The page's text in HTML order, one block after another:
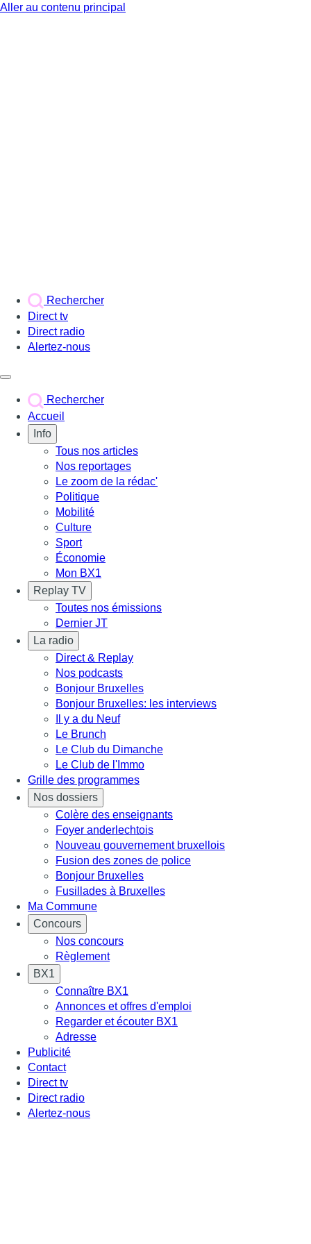
Aller au contenu principal
Rechercher
Direct tv
Direct radio
Alertez-nous
Rechercher
Accueil
Info
Tous nos articles
Nos reportages
Le zoom de la rédac'
Politique
Mobilité
Culture
Sport
Économie
Mon BX1
Replay TV
Toutes nos émissions
Dernier JT
La radio
Direct & Replay
Nos podcasts
Bonjour Bruxelles
Bonjour Bruxelles: les interviews
Il y a du Neuf
Le Brunch
Le Club du Dimanche
Le Club de l'Immo
Grille des programmes
Nos dossiers
Colère des enseignants
Foyer anderlechtois
Nouveau gouvernement bruxellois
Fusion des zones de police
Bonjour Bruxelles
Fusillades à Bruxelles
Ma Commune
Concours
Nos concours
Règlement
BX1
Connaître BX1
Annonces et offres d'emploi
Regarder et écouter BX1
Adresse
Publicité
Contact
Direct tv
Direct radio
Alertez-nous